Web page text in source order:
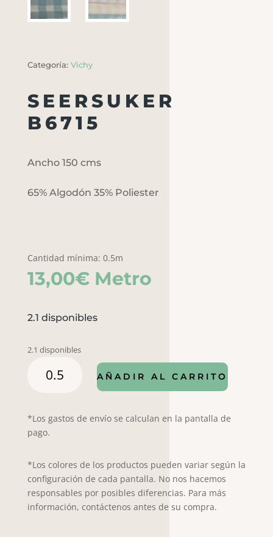
Categoría: Vichy
SEERSUKER
B6715
Ancho 150 cms
65% Algodón 35% Poliester
Cantidad mínima: 0.5m
13,00€ Metro
2.1 disponibles
2.1 disponibles
B6715
AÑADIR AL CARRITO
*Los gastos de envío se calculan en la pantalla de
pago.
*Los colores de los productos pueden variar según la
configuración de cada pantalla. No nos hacemos
responsables por posibles diferencias. Para más
información, contáctenos antes de su compra.